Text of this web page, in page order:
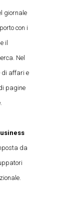
giornale
con i
il
Nel
di affari e
pagine
da